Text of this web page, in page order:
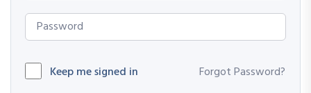
Keep me signed in Forgot Password?